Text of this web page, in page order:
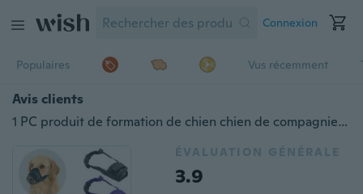
Connexion
Populaires Vus récemment
Avis clients
1 PC produit de formation de chien chien de compagnie masque réglable maille respirant muselières petit grand chien bouche museau Anti aboiement morsure à mâcher
ÉVALUATION GÉNÉRALE
3.9